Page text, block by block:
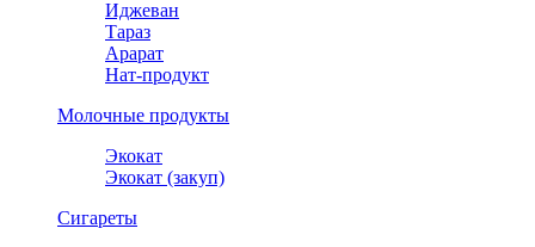
Иджеван
Тараз
Арарат
Нат-продукт
Молочные продукты
Экокат
Экокат (закуп)
Сигареты